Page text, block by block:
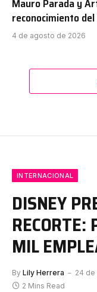
Mauro Parada y
reconocimiento
4 de agosto de 2026
INTERNACIONAL
DISNEY
RECORTE:
MIL
By Lily Herrera 24 de
2 Mins Read